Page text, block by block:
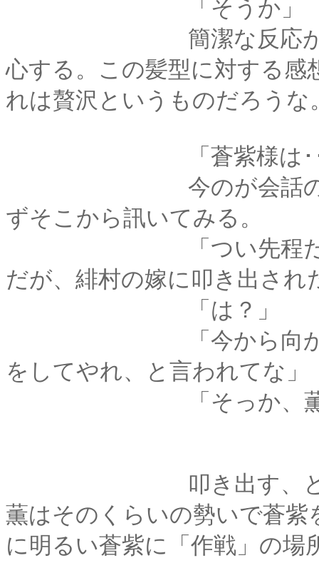
「そうか」
簡潔な反応が蒼紫ら
心する。この髪型に対する
れは贅沢というものだろうな
「蒼紫様は･･････
今のが会話の糸口に
ずそこから訊いてみる。
「つい先程だ。着い
だが、緋村の嫁に叩き出され
「は？」
「今から向かえば間
をしてやれ、と言われてな」
「そっか、薫さ
叩き出す、というの
薫はそのくらいの勢いで蒼
に明るい蒼紫に「作戦」の場